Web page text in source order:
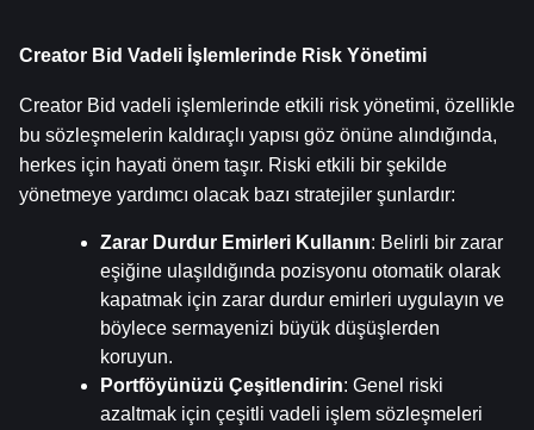
Creator Bid Vadeli İşlemlerinde Risk Yönetimi
Creator Bid vadeli işlemlerinde etkili risk yönetimi, özellikle
bu sözleşmelerin kaldıraçlı yapısı göz önüne alındığında,
herkes için hayati önem taşır. Riski etkili bir şekilde
yönetmeye yardımcı olacak bazı stratejiler şunlardır:
Zarar Durdur Emirleri Kullanın: Belirli bir zarar
eşiğine ulaşıldığında pozisyonu otomatik olarak
kapatmak için zarar durdur emirleri uygulayın ve
böylece sermayenizi büyük düşüşlerden
koruyun.
Portföyünüzü Çeşitlendirin: Genel riski
azaltmak için çeşitli vadeli işlem sözleşmeleri